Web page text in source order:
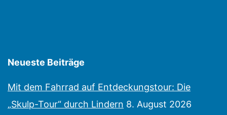
Neueste Beiträge
Mit dem Fahrrad auf Entdeckungstour: Die
„Skulp-Tour“ durch Lindern 8. August 2026